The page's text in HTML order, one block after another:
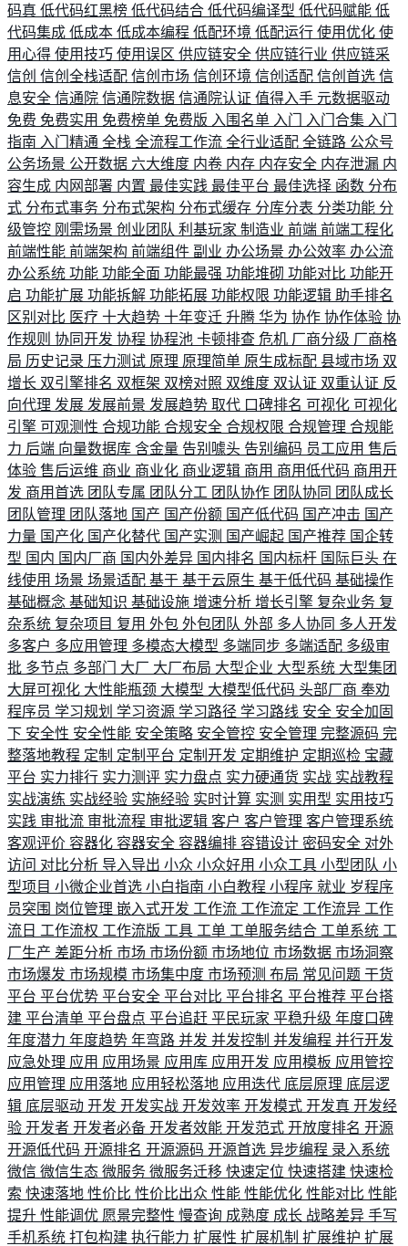
码真 低代码红黑榜 低代码结合 低代码编译型 低代码赋能 低
代码集成 低成本 低成本编程 低配环境 低配运行 使用优化 使
用心得 使用技巧 使用误区 供应链安全 供应链行业 供应链采
信创 信创全栈适配 信创市场 信创环境 信创适配 信创首选 信
息安全 信通院 信通院数据 信通院认证 值得入手 元数据驱动
免费 免费实用 免费榜单 免费版 入围名单 入门 入门合集 入门
指南 入门精通 全栈 全流程工作流 全行业适配 全链路 公众号
公务场景 公开数据 六大维度 内卷 内存 内存安全 内存泄漏 内
容生成 内网部署 内置 最佳实践 最佳平台 最佳选择 函数 分布
式 分布式事务 分布式架构 分布式缓存 分库分表 分类功能 分
级管控 刚需场景 创业团队 利基玩家 制造业 前端 前端工程化
前端性能 前端架构 前端组件 副业 办公场景 办公效率 办公流
办公系统 功能 功能全面 功能最强 功能堆砌 功能对比 功能开
启 功能扩展 功能拆解 功能拓展 功能权限 功能逻辑 助手排名
区别对比 医疗 十大趋势 十年变迁 升腾 华为 协作 协作体验 协
作规则 协同开发 协程 协程池 卡顿排查 危机 厂商分级 厂商格
局 历史记录 压力测试 原理 原理简单 原生成标配 县域市场 双
增长 双引擎排名 双框架 双榜对照 双维度 双认证 双重认证 反
向代理 发展 发展前景 发展趋势 取代 口碑排名 可视化 可视化
引擎 可观测性 合规功能 合规安全 合规权限 合规管理 合规能
力 后端 向量数据库 含金量 告别噱头 告别编码 员工应用 售后
体验 售后运维 商业 商业化 商业逻辑 商用 商用低代码 商用开
发 商用首选 团队专属 团队分工 团队协作 团队协同 团队成长
团队管理 团队落地 国产 国产份额 国产低代码 国产冲击 国产
力量 国产化 国产化替代 国产实测 国产崛起 国产推荐 国企转
型 国内 国内厂商 国内外差异 国内排名 国内标杆 国际巨头 在
线使用 场景 场景适配 基于 基于云原生 基于低代码 基础操作
基础概念 基础知识 基础设施 增速分析 增长引擎 复杂业务 复
杂系统 复杂项目 复用 外包 外包团队 外部 多人协同 多人开发
多客户 多应用管理 多模态大模型 多端同步 多端适配 多级审
批 多节点 多部门 大厂 大厂布局 大型企业 大型系统 大型集团
大屏可视化 大性能瓶颈 大模型 大模型低代码 头部厂商 奉劝
程序员 学习规划 学习资源 学习路径 学习路线 安全 安全加固
下 安全性 安全性能 安全策略 安全管控 安全管理 完整源码 完
整落地教程 定制 定制平台 定制开发 定期维护 定期巡检 宝藏
平台 实力排行 实力测评 实力盘点 实力硬通货 实战 实战教程
实战演练 实战经验 实施经验 实时计算 实测 实用型 实用技巧
实践 审批流 审批流程 审批逻辑 客户 客户管理 客户管理系统
客观评价 容器化 容器安全 容器编排 容错设计 密码安全 对外
访问 对比分析 导入导出 小众 小众好用 小众工具 小型团队 小
型项目 小微企业首选 小白指南 小白教程 小程序 就业 岁程序
员突围 岗位管理 嵌入式开发 工作流 工作流定 工作流异 工作
流日 工作流权 工作流版 工具 工单 工单服务结合 工单系统 工
厂生产 差距分析 市场 市场份额 市场地位 市场数据 市场洞察
市场爆发 市场规模 市场集中度 市场预测 布局 常见问题 干货
平台 平台优势 平台安全 平台对比 平台排名 平台推荐 平台搭
建 平台清单 平台盘点 平台追赶 平民玩家 平稳升级 年度口碑
年度潜力 年度趋势 年弯路 并发 并发控制 并发编程 并行开发
应急处理 应用 应用场景 应用库 应用开发 应用模板 应用管控
应用管理 应用落地 应用轻松落地 应用迭代 底层原理 底层逻
辑 底层驱动 开发 开发实战 开发效率 开发模式 开发真 开发经
验 开发者 开发者必备 开发者效能 开发范式 开放度排名 开源
开源低代码 开源排名 开源源码 开源首选 异步编程 录入系统
微信 微信生态 微服务 微服务迁移 快速定位 快速搭建 快速检
索 快速落地 性价比 性价比出众 性能 性能优化 性能对比 性能
提升 性能调优 愿景完整性 慢查询 成熟度 成长 战略差异 手写
手机系统 打包构建 执行能力 扩展性 扩展机制 扩展维护 扩展